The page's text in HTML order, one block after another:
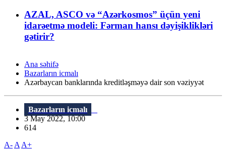
AZAL, ASCO və “Azərkosmos” üçün yeni
idarəetmə modeli: Fərman hansı dəyişiklikləri
gətirir?
Ana səhifə
Bazarların icmalı
Azərbaycan banklarında kreditləşməyə dair son vəziyyət
Bazarların icmalı
3 May 2022, 10:00
614
A- A A+